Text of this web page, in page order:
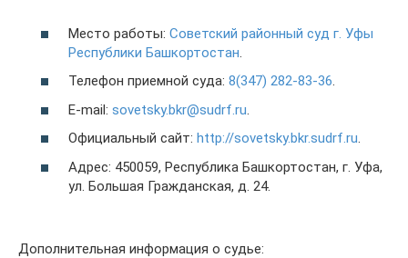
Место работы: Советский районный суд г. Уфы
Республики Башкортостан
Телефон приемной суда: 8(347) 282-83-36.
E-mail: sovetsky.bkr@sudrf.ru
Официальный сайт: http://sovetsky.bkr.sudrf.ru.
Адрес: 450059, Республика Башкортостан, г. Уфа,
ул. Большая Гражданская, д. 24.
Дополнительная информация о судье: